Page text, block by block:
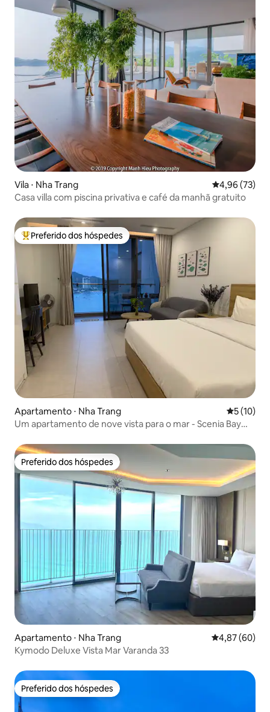
Vila ⋅ Nha Trang 4,96 de uma
4,96 (73)
Casa villa com piscina privativa e café da manhã gratuito
Entre os melhores preferidos dos hóspedes
Preferido dos hóspedes
Apartamento ⋅ Nha Trang 5 de uma
5 (10)
Um apartamento de nove vista para o mar - Scenia Bay
Preferido dos hóspedes
Preferido dos hóspedes
Apartamento ⋅ Nha Trang 4,87 de uma
4,87 (60)
Kymodo Deluxe Vista Mar Varanda 33
Preferido dos hóspedes
Preferido dos hóspedes